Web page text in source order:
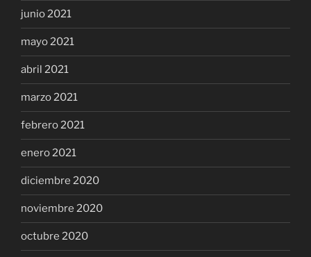
junio 2021
mayo 2021
abril 2021
marzo 2021
febrero 2021
enero 2021
diciembre 2020
noviembre 2020
octubre 2020